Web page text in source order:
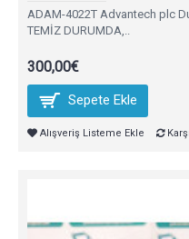
ADAM-4022T Advantech plc
TEMİZ DURUMDA,..
300,00€
Sepete Ekle
Alışveriş Listeme Ekle